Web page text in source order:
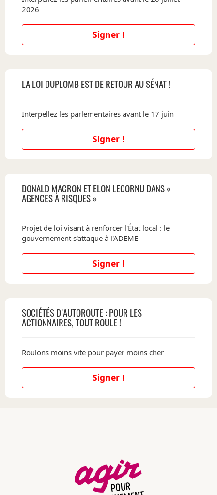
2026
Signer !
LA LOI DUPLOMB EST DE RETOUR AU SÉNAT !
Interpellez les parlementaires avant le 17 juin
Signer !
DONALD MACRON ET ELON LECORNU DANS «
AGENCES À RISQUES »
Projet de loi visant à renforcer l'État local : le
gouvernement s'attaque à l'ADEME
Signer !
SOCIÉTÉS D’AUTOROUTE : POUR LES
ACTIONNAIRES, TOUT ROULE !
Roulons moins vite pour payer moins cher
Signer !